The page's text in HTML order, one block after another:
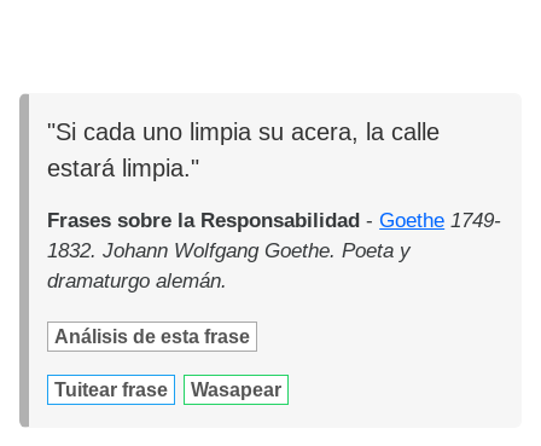
"Si cada uno limpia su acera, la calle
estará limpia."
Frases sobre la Responsabilidad -Goethe 1749-
1832. Johann Wolfgang Goethe. Poeta y
dramaturgo alemán.
Análisis de esta frase
Tuitear frase Wasapear